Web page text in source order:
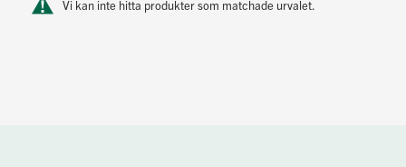
Vi kan inte hitta produkter som matchade urvalet.